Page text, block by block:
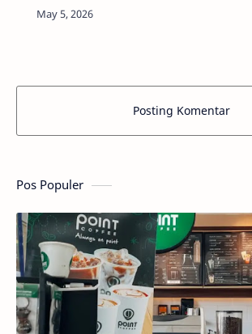
“teman lama” yang selalu berhasil bikin orang
balik lagi. Tapi begitu kamu mampir ke caba…
Posting Komentar
Pos Populer